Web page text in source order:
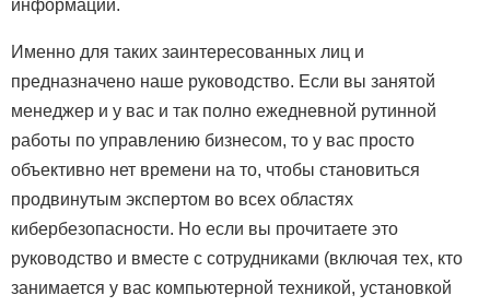
информации.
Именно для таких заинтересованных лиц и
предназначено наше руководство. Если вы занятой
менеджер и у вас и так полно ежедневной рутинной
работы по управлению бизнесом, то у вас просто
объективно нет времени на то, чтобы становиться
продвинутым экспертом во всех областях
кибербезопасности. Но если вы прочитаете это
руководство и вместе с сотрудниками (включая тех, кто
занимается у вас компьютерной техникой, установкой